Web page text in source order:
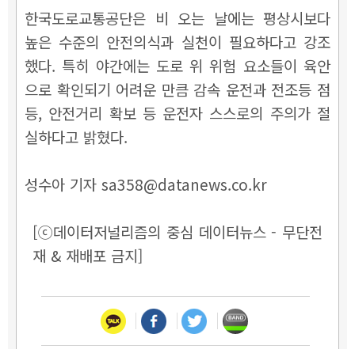
한국도로교통공단은 비 오는 날에는 평상시보다
높은 수준의 안전의식과 실천이 필요하다고 강조
했다. 특히 야간에는 도로 위 위험 요소들이 육안
으로 확인되기 어려운 만큼 감속 운전과 전조등 점
등, 안전거리 확보 등 운전자 스스로의 주의가 절
실하다고 밝혔다.
성수아 기자 sa358@datanews.co.kr
[ⓒ데이터저널리즘의 중심 데이터뉴스 - 무단전
재 & 재배포 금지]